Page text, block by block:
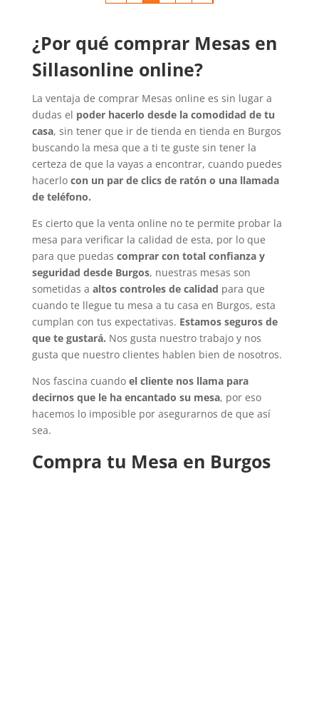
¿Por qué comprar Mesas en
Sillasonline online?
La ventaja de comprar Mesas online es sin lugar a
dudas el poder hacerlo desde la comodidad de tu
casa, sin tener que ir de tienda en tienda en Burgos
buscando la mesa que a ti te guste sin tener la
certeza de que la vayas a encontrar, cuando puedes
hacerlo con un par de clics de ratón o una llamada
de teléfono.
Es cierto que la venta online no te permite probar la
mesa para verificar la calidad de esta, por lo que
para que puedas comprar con total confianza y
seguridad desde Burgos, nuestras mesas son
sometidas a altos controles de calidad para que
cuando te llegue tu mesa a tu casa en Burgos, esta
cumplan con tus expectativas. Estamos seguros de
que te gustará. Nos gusta nuestro trabajo y nos
gusta que nuestro clientes hablen bien de nosotros.
Nos fascina cuando el cliente nos llama para
decirnos que le ha encantado su mesa, por eso
hacemos lo imposible por asegurarnos de que así
sea.
Compra tu Mesa en Burgos